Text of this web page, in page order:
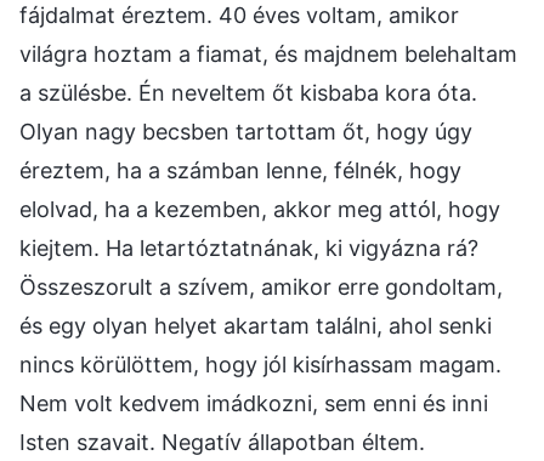
fájdalmat éreztem. 40 éves voltam, amikor
világra hoztam a fiamat, és majdnem belehaltam
a szülésbe. Én neveltem őt kisbaba kora óta.
Olyan nagy becsben tartottam őt, hogy úgy
éreztem, ha a számban lenne, félnék, hogy
elolvad, ha a kezemben, akkor meg attól, hogy
kiejtem. Ha letartóztatnának, ki vigyázna rá?
Összeszorult a szívem, amikor erre gondoltam,
és egy olyan helyet akartam találni, ahol senki
nincs körülöttem, hogy jól kisírhassam magam.
Nem volt kedvem imádkozni, sem enni és inni
Isten szavait. Negatív állapotban éltem.